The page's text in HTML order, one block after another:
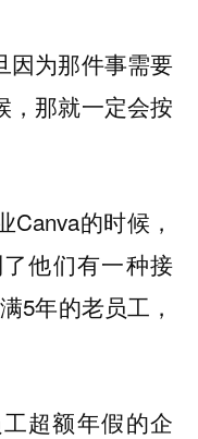
因为那件事需要
，那就一定会按
的时候，
他们有一种接
5年的老员工，
超额年假的企